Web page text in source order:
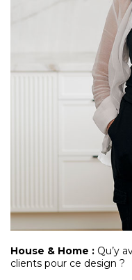
House & Home : Qu’y
clients pour ce design ?